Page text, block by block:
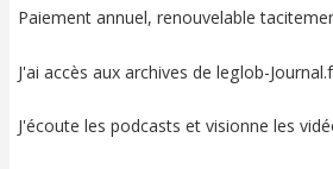
Paiement annuel, renouvelable
J'ai accès aux archives de leglob-
J'écoute les podcasts et visionne les